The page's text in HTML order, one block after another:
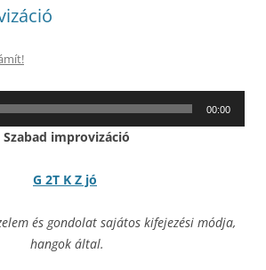
Audió
00:00
Szabad improvizáció
G 2T K Z jó
és gondolat sajátos kifejezési módja,
hangok által.